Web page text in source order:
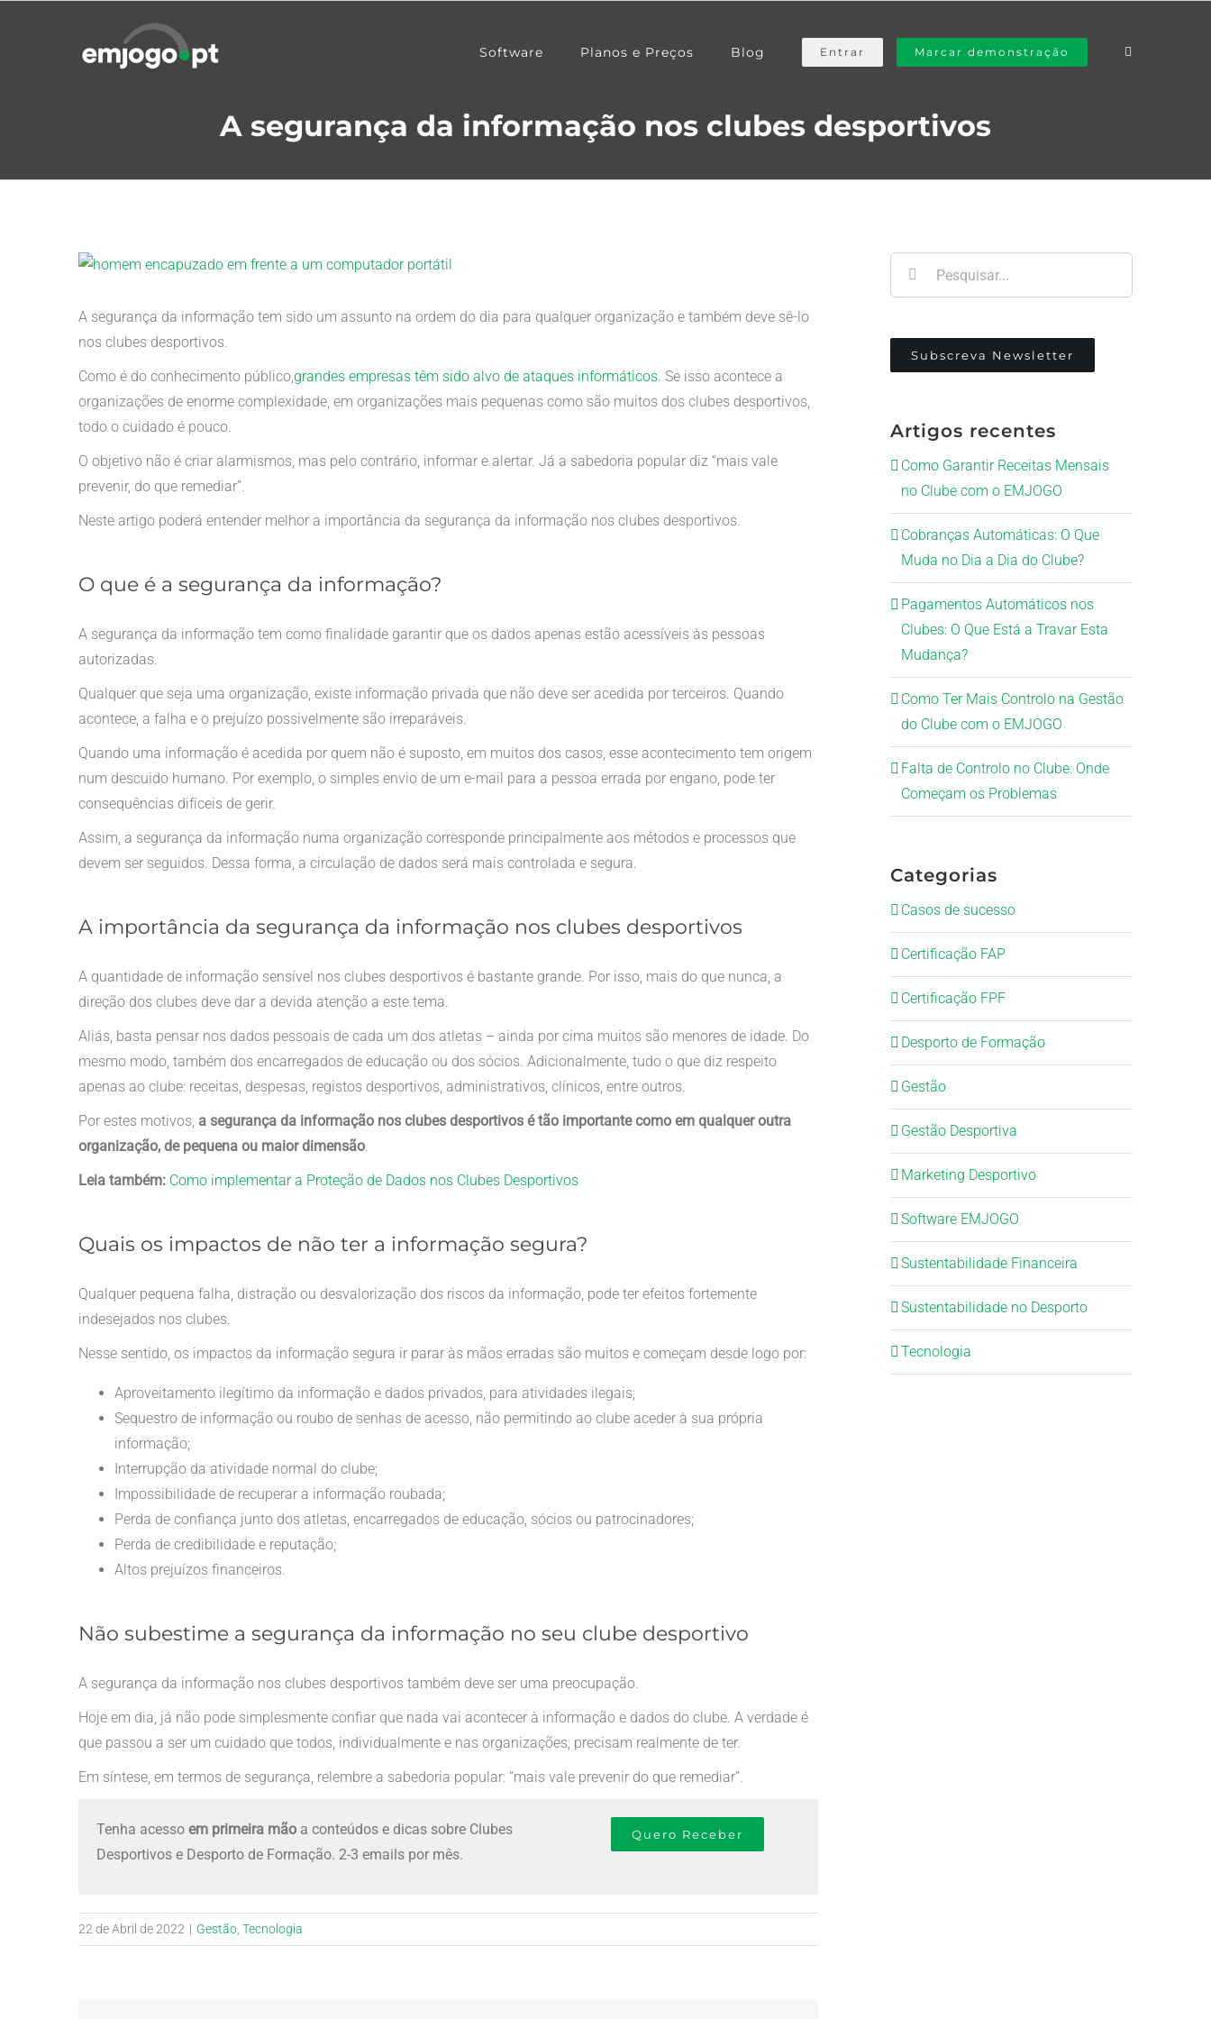
Software Planos e Preços Blog Entrar Marcar demonstração
A segurança da informação nos clubes desportivos
View
Image
A segurança da informação tem sido um assunto na ordem do dia para qualquer organização e também deve sê-lo
nos clubes desportivos.
Como é do conhecimento público,grandes empresas têm sido alvo de ataques informáticos. Se isso acontece a
organizações de enorme complexidade, em organizações mais pequenas como são muitos dos clubes desportivos,
todo o cuidado é pouco.
O objetivo não é criar alarmismos, mas pelo contrário, informar e alertar. Já a sabedoria popular diz “mais vale
prevenir, do que remediar”.
Neste artigo poderá entender melhor a importância da segurança da informação nos clubes desportivos.
O que é a segurança da informação?
A segurança da informação tem como finalidade garantir que os dados apenas estão acessíveis às pessoas
autorizadas.
Qualquer que seja uma organização, existe informação privada que não deve ser acedida por terceiros. Quando
acontece, a falha e o prejuízo possivelmente são irreparáveis.
Quando uma informação é acedida por quem não é suposto, em muitos dos casos, esse acontecimento tem origem
num descuido humano. Por exemplo, o simples envio de um e-mail para a pessoa errada por engano, pode ter
consequências difíceis de gerir.
Assim, a segurança da informação numa organização corresponde principalmente aos métodos e processos que
devem ser seguidos. Dessa forma, a circulação de dados será mais controlada e segura.
A importância da segurança da informação nos clubes desportivos
A quantidade de informação sensível nos clubes desportivos é bastante grande. Por isso, mais do que nunca, a
direção dos clubes deve dar a devida atenção a este tema.
Aliás, basta pensar nos dados pessoais de cada um dos atletas – ainda por cima muitos são menores de idade. Do
mesmo modo, também dos encarregados de educação ou dos sócios. Adicionalmente, tudo o que diz respeito
apenas ao clube: receitas, despesas, registos desportivos, administrativos, clínicos, entre outros.
Por estes motivos, a segurança da informação nos clubes desportivos é tão importante como em qualquer outra
organização, de pequena ou maior dimensão.
Leia também: Como implementar a Proteção de Dados nos Clubes Desportivos
Quais os impactos de não ter a informação segura?
Qualquer pequena falha, distração ou desvalorização dos riscos da informação, pode ter efeitos fortemente
indesejados nos clubes.
Nesse sentido, os impactos da informação segura ir parar às mãos erradas são muitos e começam desde logo por:
Aproveitamento ilegítimo da informação e dados privados, para atividades ilegais;
Sequestro de informação ou roubo de senhas de acesso, não permitindo ao clube aceder à sua própria
informação;
Interrupção da atividade normal do clube;
Impossibilidade de recuperar a informação roubada;
Perda de confiança junto dos atletas, encarregados de educação, sócios ou patrocinadores;
Perda de credibilidade e reputação;
Altos prejuízos financeiros.
Não subestime a segurança da informação no seu clube desportivo
A segurança da informação nos clubes desportivos também deve ser uma preocupação.
Hoje em dia, já não pode simplesmente confiar que nada vai acontecer à informação e dados do clube. A verdade é
que passou a ser um cuidado que todos, individualmente e nas organizações, precisam realmente de ter.
Em síntese, em termos de segurança, relembre a sabedoria popular: “mais vale prevenir do que remediar”.
Tenha acesso em primeira mão a conteúdos e dicas sobre Clubes
Desportivos e Desporto de Formação. 2-3 emails por mês.
Quero Receber
22 de Abril de 2022 | Gestão Tecnologia
Subscreva Newsletter
Artigos recentes
Como Garantir Receitas Mensais
no Clube com o EMJOGO
Cobranças Automáticas: O Que
Muda no Dia a Dia do Clube?
Pagamentos Automáticos nos
Clubes: O Que Está a Travar Esta
Mudança?
Como Ter Mais Controlo na Gestão
do Clube com o EMJOGO
Falta de Controlo no Clube: Onde
Começam os Problemas
Categorias
Casos de sucesso
Certificação FAP
Certificação FPF
Desporto de Formação
Gestão
Gestão Desportiva
Marketing Desportivo
Software EMJOGO
Sustentabilidade Financeira
Sustentabilidade no Desporto
Tecnologia